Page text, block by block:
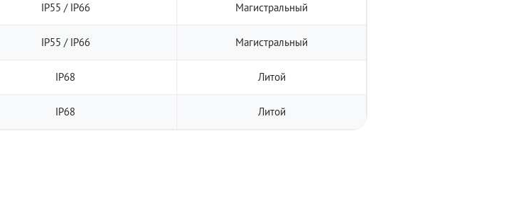
IP55 / IP66 Магистральный
IP55 / IP66 Магистральный
IP68 Литой
IP68 Литой